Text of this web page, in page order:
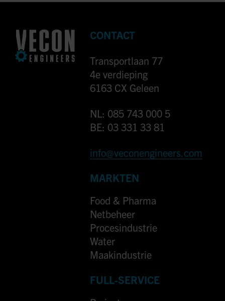
CONTACT
Transportlaan 77
4e verdieping
6163 CX Geleen
NL: 085 743 000 5
BE: 03 331 33 81
info@veconengineers.com
MARKTEN
Food & Pharma
Netbeheer
Procesindustrie
Water
Maakindustrie
FULL-SERVICE